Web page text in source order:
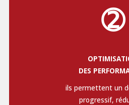
➁
DES
ils permettent un
progressif,